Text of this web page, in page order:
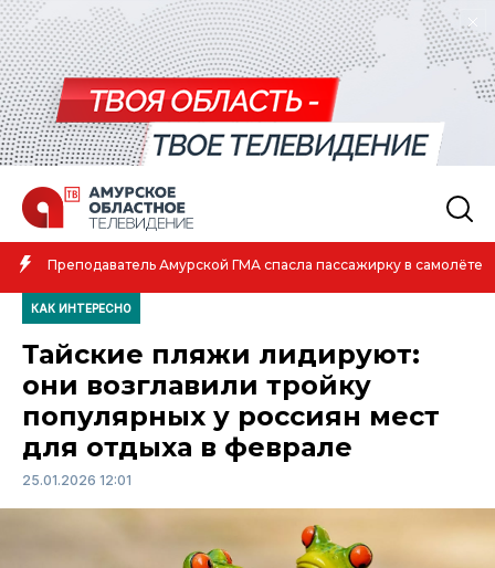
Преподаватель Амурской ГМА спасла пассажирку в самолёте
КАК ИНТЕРЕСНО
Тайские пляжи лидируют:
они возглавили тройку
популярных у россиян мест
для отдыха в феврале
25.01.2026 12:01